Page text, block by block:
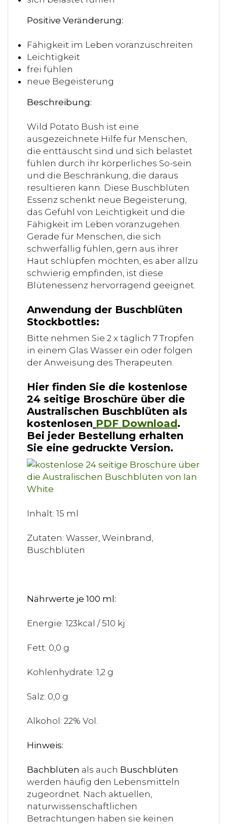
Positive Veränderung:
Fähigkeit im Leben voranzuschreiten
Leichtigkeit
frei fühlen
neue Begeisterung
Beschreibung:
Wild Potato Bush ist eine
ausgezeichnete Hilfe für Menschen,
die enttäuscht sind und sich belastet
fühlen durch ihr körperliches So-sein
und die Beschränkung, die daraus
resultieren kann. Diese Buschblüten
Essenz schenkt neue Begeisterung,
das Gefühl von Leichtigkeit und die
Fähigkeit im Leben voranzugehen.
Gerade für Menschen, die sich
schwerfällig fühlen, gern aus ihrer
Haut schlüpfen möchten, es aber allzu
schwierig empfinden, ist diese
Blütenessenz hervorragend geeignet.
Anwendung der Buschblüten
Stockbottles:
Bitte nehmen Sie 2 x täglich 7 Tropfen
in einem Glas Wasser ein oder folgen
der Anweisung des Therapeuten.
Hier finden Sie die kostenlose
24 seitige Broschüre über die
Australischen Buschblüten als
kostenlosen PDF Download.
Bei jeder Bestellung erhalten
Sie eine gedruckte Version.
Inhalt: 15 ml
Zutaten: Wasser, Weinbrand,
Buschblüten
Nährwerte je 100 ml:
Energie: 123kcal / 510 kj
Fett: 0,0 g
Kohlenhydrate: 1,2 g
Salz: 0,0 g
Alkohol: 22% Vol.
Hinweis:
Bachblüten als auch Buschblüten
werden häufig den Lebensmitteln
zugeordnet. Nach aktuellen,
naturwissenschaftlichen
Betrachtungen haben sie keinen